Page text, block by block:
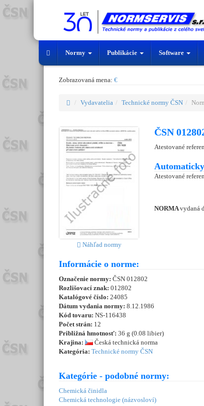
Normy Publikácie Software
Zobrazovaná mena: €
Vydavatelia Technické normy ČSN
Náhľad normy
ČSN
Atestované
Atestované
NORMAvydaná
Informácie o norme:
Označenie normy: ČSN 012802
Rozlišovací znak: 012802
Katalógové číslo: 24085
Dátum vydania normy: 8.12.1986
Kód tovaru: NS-116438
Počet strán: 12
Približná hmotnosť: 36 g (0.08 libier)
Krajina:
Česká technická norma
Kategória: Technické normy ČSN
Kategórie - podobné normy:
Chemická činidla
Chemická technologie (názvosloví)